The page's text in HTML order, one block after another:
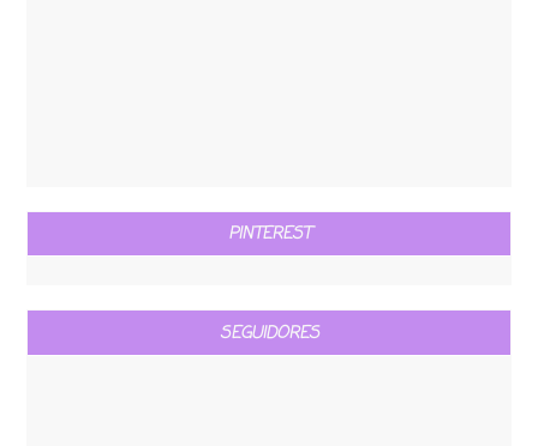
PINTEREST
SEGUIDORES